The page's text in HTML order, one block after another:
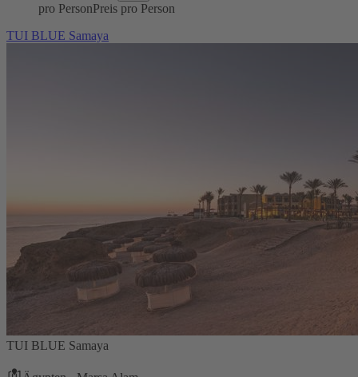
pro PersonPreis pro Person
TUI BLUE Samaya
TUI BLUE Samaya